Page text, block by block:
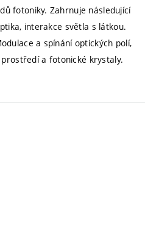
fotoniky. Zahrnuje následující
interakce světla s látkou.
a spínání optických polí,
a fotonické krystaly.